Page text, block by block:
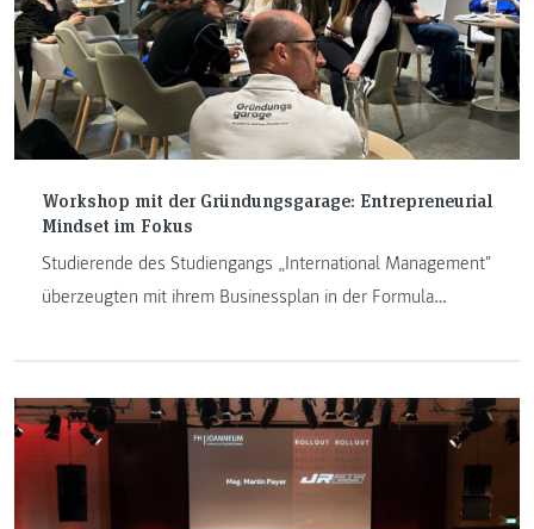
Workshop mit der Gründungsgarage: Entrepreneurial
Mindset im Fokus
Studierende des Studiengangs „International Management"
überzeugten mit ihrem Businessplan in der Formula